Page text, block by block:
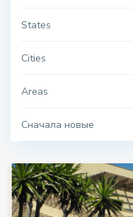
States
Cities
Areas
Сначала новые